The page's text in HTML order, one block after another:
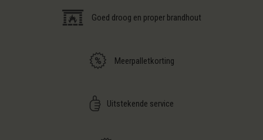
Goed droog en proper brandhout
Meerpalletkorting
Uitstekende service